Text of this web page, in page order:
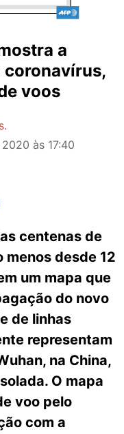
a
coronavírus,
voos
às 17:40
centenas de
menos desde 12
um mapa que
do novo
de linhas
representam
na China,
O mapa
voo pelo
com a